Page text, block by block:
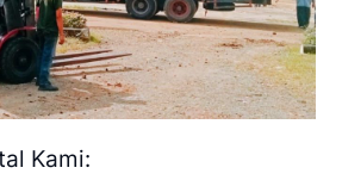
Kami: